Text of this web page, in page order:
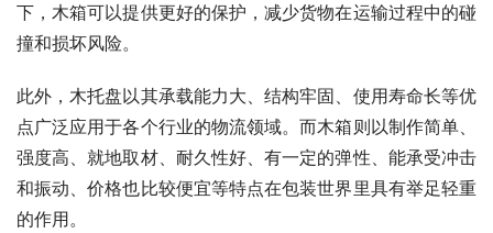
下，木箱可以提供更好的保护，减少货物在运输过程中的碰
撞和损坏风险。
此外，木托盘以其承载能力大、结构牢固、使用寿命长等优
点广泛应用于各个行业的物流领域。而木箱则以制作简单、
强度高、就地取材、耐久性好、有一定的弹性、能承受冲击
和振动、价格也比较便宜等特点在包装世界里具有举足轻重
的作用。